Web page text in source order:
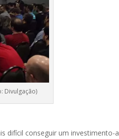
Divulgação)
difícil conseguir um investimento-